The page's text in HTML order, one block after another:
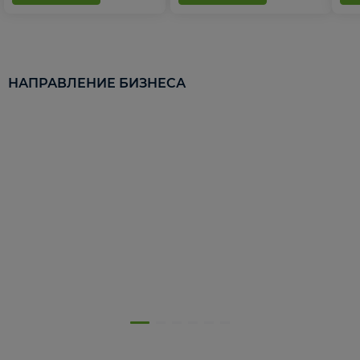
НАПРАВЛЕНИЕ БИЗНЕСА